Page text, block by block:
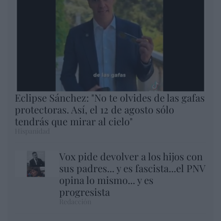
Eclipse Sánchez: "No te olvides de las gafas
protectoras. Así, el 12 de agosto sólo
tendrás que mirar al cielo"
Vox pide devolver a los hijos con
sus padres... y es fascista...el PNV
opina lo mismo... y es
progresista